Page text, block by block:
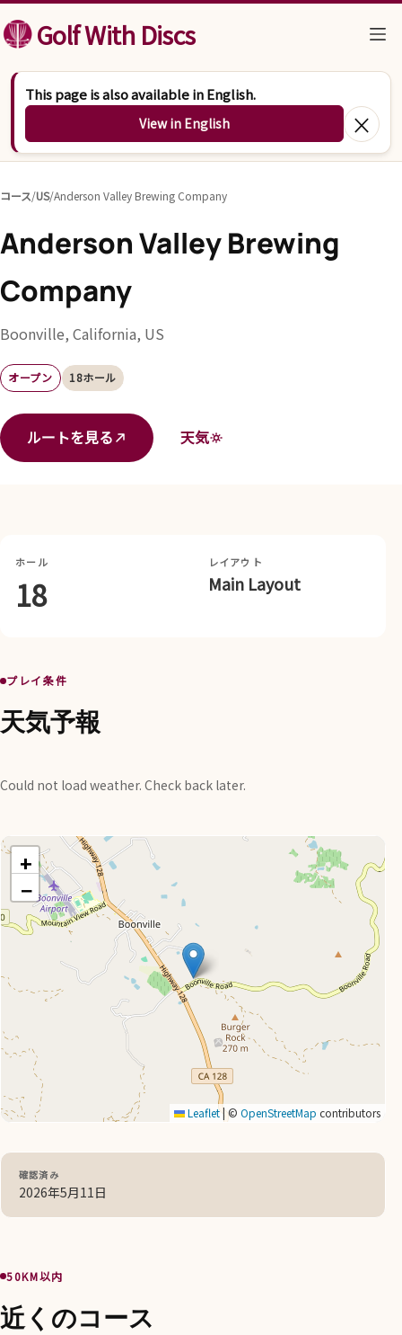
コンテンツへスキップ
Golf With Discs
This page is also available in English.
View in English ×
コース/US/Anderson Valley Brewing Company
Anderson Valley Brewing
Company
Boonville, California, US
オープン 18ホール
ルートを見る 天気
ホール
18
レイアウト
Main Layout
プレイ条件
天気予報
Could not load weather. Check back later.
+
−
Leaflet|©OpenStreetMap contributors
確認済み
2026年5月11日
50KM以内
近くのコース